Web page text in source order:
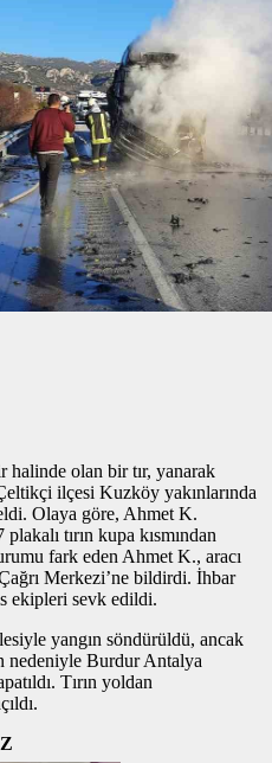
olan bir tır, yanarak
ilçesi Kuzköy yakınlarında
Olaya göre, Ahmet K.
tırın kupa kısmından
fark eden Ahmet K., aracı
Merkezi’ne bildirdi. İhbar
ekipleri sevk edildi.
yangın söndürüldü, ancak
nedeniyle Burdur Antalya
Tırın yoldan